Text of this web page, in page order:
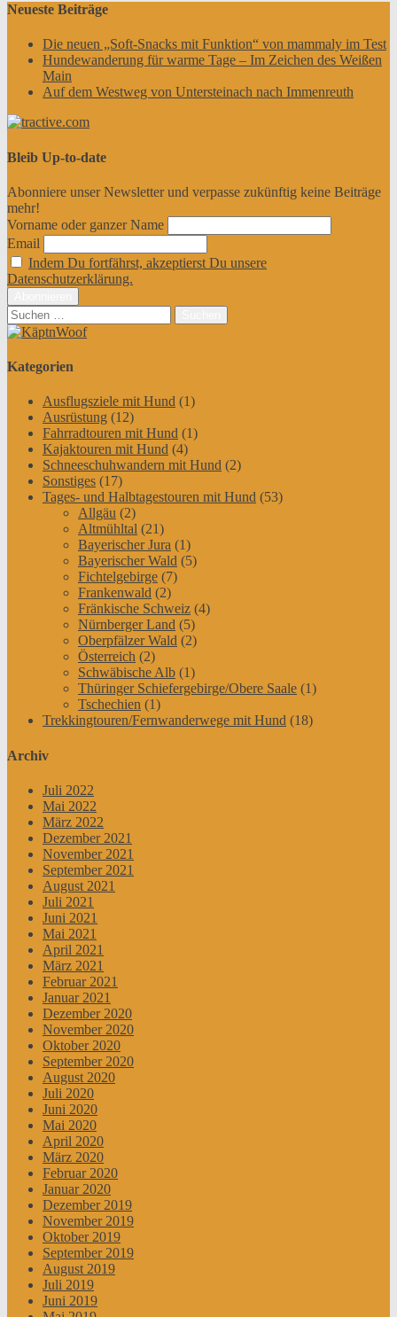
Neueste Beiträge
Die neuen „Soft-Snacks mit Funktion“ von mammaly im Test
Hundewanderung für warme Tage – Im Zeichen des Weißen
Main
Auf dem Westweg von Untersteinach nach Immenreuth
Bleib Up-to-date
Abonniere unser Newsletter und verpasse zukünftig keine Beiträge
mehr!
Vorname oder ganzer Name
Email
Indem Du fortfährst, akzeptierst Du unsere
Datenschutzerklärung.
Suchen
nach:
Kategorien
Ausflugsziele mit Hund (1)
Ausrüstung (12)
Fahrradtouren mit Hund (1)
Kajaktouren mit Hund (4)
Schneeschuhwandern mit Hund (2)
Sonstiges (17)
Tages- und Halbtagestouren mit Hund (53)
Allgäu (2)
Altmühltal (21)
Bayerischer Jura (1)
Bayerischer Wald (5)
Fichtelgebirge (7)
Frankenwald (2)
Fränkische Schweiz (4)
Nürnberger Land (5)
Oberpfälzer Wald (2)
Österreich (2)
Schwäbische Alb (1)
Thüringer Schiefergebirge/Obere Saale (1)
Tschechien (1)
Trekkingtouren/Fernwanderwege mit Hund (18)
Archiv
Juli 2022
Mai 2022
März 2022
Dezember 2021
November 2021
September 2021
August 2021
Juli 2021
Juni 2021
Mai 2021
April 2021
März 2021
Februar 2021
Januar 2021
Dezember 2020
November 2020
Oktober 2020
September 2020
August 2020
Juli 2020
Juni 2020
Mai 2020
April 2020
März 2020
Februar 2020
Januar 2020
Dezember 2019
November 2019
Oktober 2019
September 2019
August 2019
Juli 2019
Juni 2019